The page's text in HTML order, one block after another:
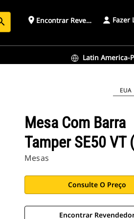
place Encontrar Revendedor Fazer
Latin America-
EUA
Mesa Com Barra
Tamper SE50 VT
Mesas
Consulte O Preço
Encontrar